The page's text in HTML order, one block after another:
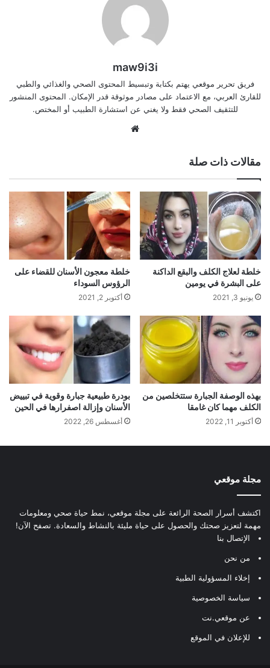
maw9i3i
فريق تحرير موقعي يهتم بكتابة وتبسيط المحتوى الصحي والغذائي والطبي
للقارئ العربي، مع الاعتماد على مصادر موثوقة قدر الإمكان. المحتوى المنشور
للتثقيف الصحي فقط ولا يغني عن استشارة الطبيب أو المختص.
مقالات ذات صلة
خلطة لعلاج الكلف والبقع الداكنة
على البشرة في يومين
يونيو 3, 2021
خلطة معجون الأسنان للقضاء على
الرؤوس السوداء
أكتوبر 2, 2021
بهذه الوصفة الجبارة ستتخلصين من
الكلف مهما كان غامقا
أكتوبر 11, 2022
بودرة طبيعية جبارة وقوية في تبييض
الأسنان وإزالة اصفرارها في الحين
أغسطس 26, 2022
مجلة موقعي
اكتشف أسرار الصحة الرائعة على مجلة موقعي، نمط حياة صحي ومعلومات
مهمة لتعزيز صحتك والحصول على حياة مليئة بالنشاط والسعادة. تصفح الآن!
الإتصال بنا
من نحن
إخلاء المسؤولية الطبية
سياسة الخصوصية
عن موقعي.نت
للإعلان في الموقع